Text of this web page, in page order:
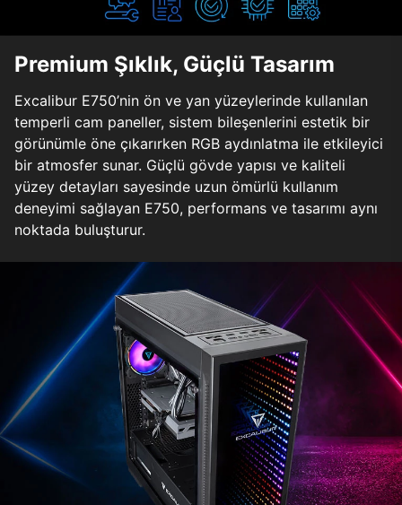
Premium Şıklık, Güçlü Tasarım
Excalibur E750’nin ön ve yan yüzeylerinde kullanılan
temperli cam paneller, sistem bileşenlerini estetik bir
görünümle öne çıkarırken RGB aydınlatma ile etkileyici
bir atmosfer sunar. Güçlü gövde yapısı ve kaliteli
yüzey detayları sayesinde uzun ömürlü kullanım
deneyimi sağlayan E750, performans ve tasarımı aynı
noktada buluşturur.